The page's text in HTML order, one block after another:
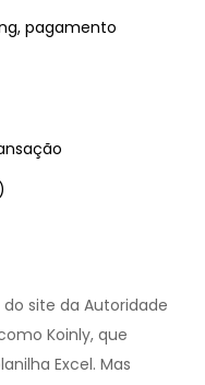
pagamento
site da Autoridade
Koinly, que
Excel. Mas